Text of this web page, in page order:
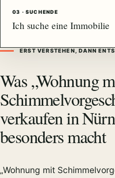
03 · SUCHENDE
Ich suche eine Immobilie
ERST VERSTEHEN, DANN
Was „Wohnung
verkaufen in
besonders macht
„Wohnung mit